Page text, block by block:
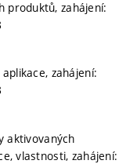
produktů, zahájení:
zahájení:
aktivovaných
vlastnosti, zahájení: